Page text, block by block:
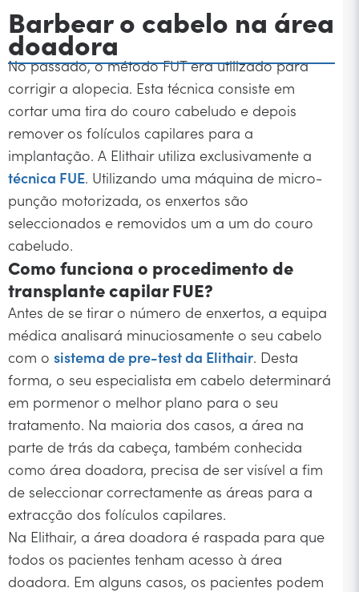
Barbear o cabelo na área
doadora
No passado, o método FUT era utilizado para
corrigir a alopecia. Esta técnica consiste em
cortar uma tira do couro cabeludo e depois
remover os folículos capilares para a
implantação. A Elithair utiliza exclusivamente a
técnica FUE. Utilizando uma máquina de micro-
punção motorizada, os enxertos são
seleccionados e removidos um a um do couro
cabeludo.
Como funciona o procedimento de
transplante capilar FUE?
Antes de se tirar o número de enxertos, a equipa
médica analisará minuciosamente o seu cabelo
com o sistema de pre-test da Elithair. Desta
forma, o seu especialista em cabelo determinará
em pormenor o melhor plano para o seu
tratamento. Na maioria dos casos, a área na
parte de trás da cabeça, também conhecida
como área doadora, precisa de ser visível a fim
de seleccionar correctamente as áreas para a
extracção dos folículos capilares.
Na Elithair, a área doadora é raspada para que
todos os pacientes tenham acesso à área
doadora. Em alguns casos, os pacientes podem